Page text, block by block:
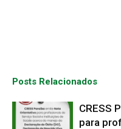
Posts Relacionados
CRESS
para